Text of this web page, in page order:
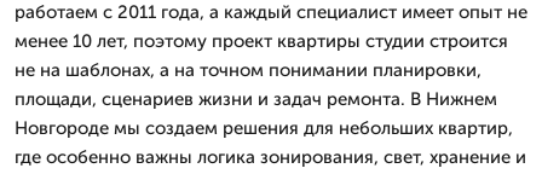
работаем с 2011 года, а каждый специалист имеет опыт не
менее 10 лет, поэтому проект квартиры студии строится
не на шаблонах, а на точном понимании планировки,
площади, сценариев жизни и задач ремонта. В Нижнем
Новгороде мы создаем решения для небольших квартир,
где особенно важны логика зонирования, свет, хранение и